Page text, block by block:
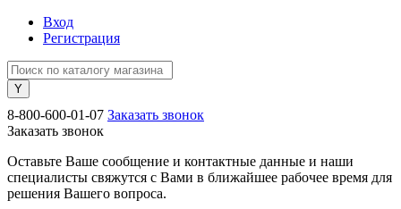
Вход
Регистрация
8-800-600-01-07 Заказать звонок
Заказать звонок
Оставьте Ваше сообщение и контактные данные и наши
специалисты свяжутся с Вами в ближайшее рабочее время для
решения Вашего вопроса.